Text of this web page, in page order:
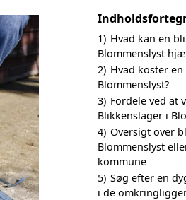
1) Hvad kan en
Blommenslyst
2) Hvad koster
Blommenslyst?
3) Fordele ved at
Blikkenslager i
4) Oversigt over
Blommenslyst
kommune
5) Søg efter en
i de